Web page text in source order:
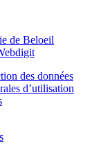
de Beloeil
des données
d’utilisation